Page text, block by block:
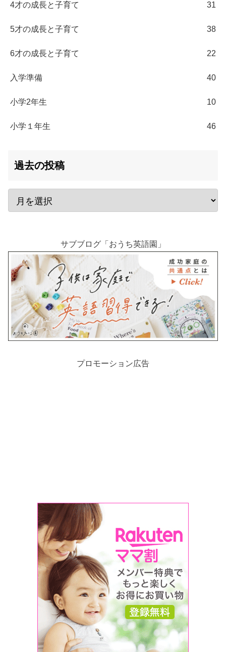
4才の成長と子育て 31
5才の成長と子育て 38
6才の成長と子育て 22
入学準備 40
小学2年生 10
小学１年生 46
過去の投稿
サブブログ「おうち英語園」
プロモーション広告